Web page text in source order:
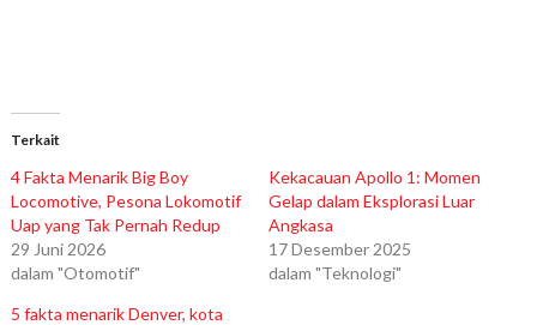
Terkait
4 Fakta Menarik Big Boy
Locomotive, Pesona Lokomotif
Uap yang Tak Pernah Redup
29 Juni 2026
dalam "Otomotif"
Kekacauan Apollo 1: Momen
Gelap dalam Eksplorasi Luar
Angkasa
17 Desember 2025
dalam "Teknologi"
5 fakta menarik Denver, kota